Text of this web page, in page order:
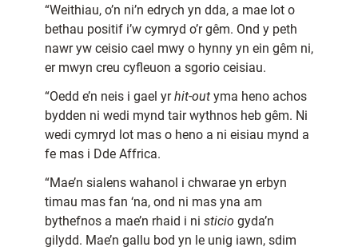
“Weithiau, o’n ni’n edrych yn dda, a mae lot o
bethau positif i’w cymryd o’r gêm. Ond y peth
nawr yw ceisio cael mwy o hynny yn ein gêm ni,
er mwyn creu cyfleuon a sgorio ceisiau.
“Oedd e’n neis i gael yrhit-out yma heno achos
bydden ni wedi mynd tair wythnos heb gêm. Ni
wedi cymryd lot mas o heno a ni eisiau mynd a
fe mas i Dde Affrica.
“Mae’n sialens wahanol i chwarae yn erbyn
timau mas fan ‘na, ond ni mas yna am
bythefnos a mae’n rhaid i ni sticio gyda’n
gilydd. Mae’n gallu bod yn le unig iawn, sdim